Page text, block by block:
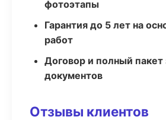
фотоэтапы
Гарантия до 5 лет на
работ
Договор и полный
документов
Отзывы клиентов